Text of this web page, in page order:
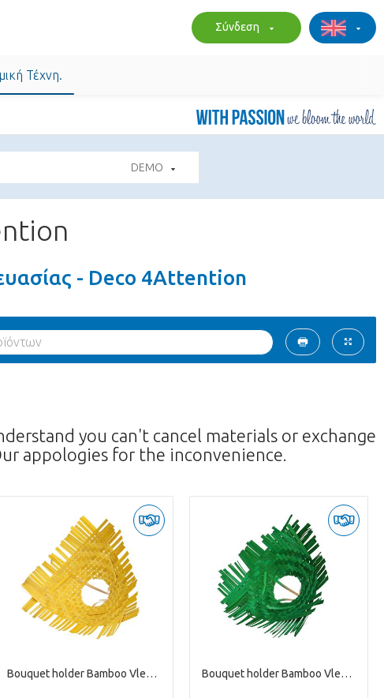
Σύνδεση
Τέχνη.
DEMO
- Deco 4Attention
you can't cancel materials or exchange
appologies for the inconvenience.
Bouquet holder Bamboo Vlecht D25cm Bouquet holder Bamboo Vlecht D25cm